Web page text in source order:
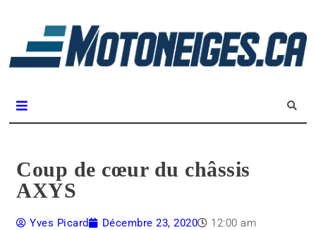
Coup de cœur du châssis
AXYS
Yves Picard Décembre 23, 2020
12:00 am